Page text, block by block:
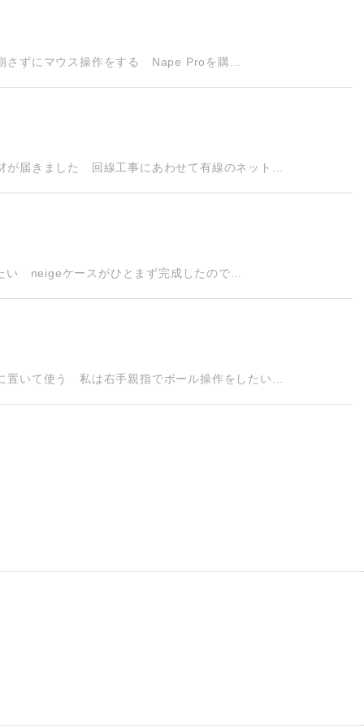
さずにマウス操作をする Nape Proを購...
届きました 回線工事にあわせて有線のネット...
い neigeケースがひとまず完成したので...
置いて使う 私は右手親指でボール操作をしたい...